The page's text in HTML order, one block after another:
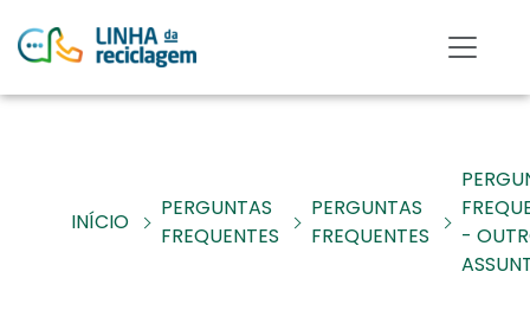
INÍCIO
PERGUNTAS
FREQUENTES
PERGUNTAS
FREQUENTES
-